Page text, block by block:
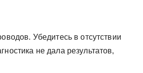
Убедитесь в отсутствии
не дала результатов,